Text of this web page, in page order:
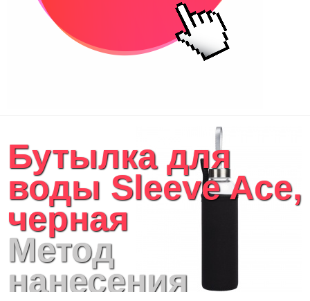
Бутылка для
воды Sleeve Ace,
черная
Метод
нанесения